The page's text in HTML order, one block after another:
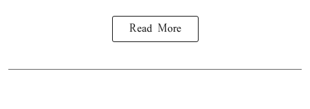
Read More